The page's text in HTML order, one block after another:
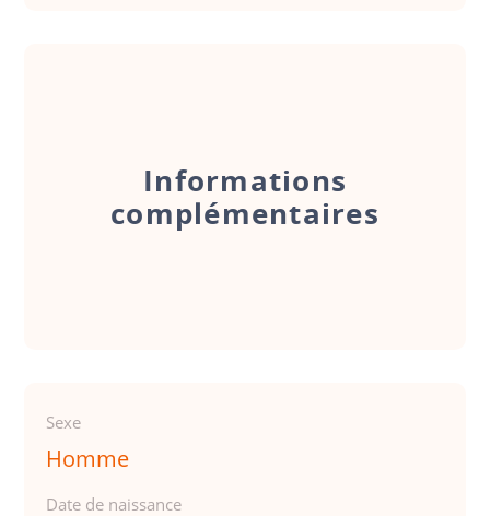
Informations
complémentaires
Sexe
Homme
Date de naissance